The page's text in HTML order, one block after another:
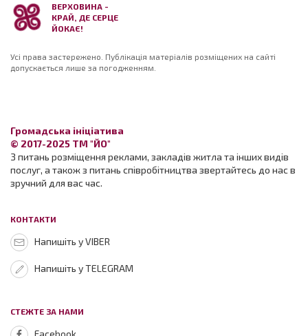
ВЕРХОВИНА -
КРАЙ, ДЕ СЕРЦЕ
ЙОКАЄ!
Усі права застережено. Публікація матеріалів розміщених на сайті
допускається лише за погодженням.
Громадська ініціатива
© 2017-2025 ТМ "ЙО"
З питань розміщення реклами, закладів житла та інших видів
послуг, а також з питань співробітництва звертайтесь до нас в
зручний для вас час.
КОНТАКТИ
Напишіть у VIBER
Напишіть у TELEGRAM
СТЕЖТЕ ЗА НАМИ
Facebook